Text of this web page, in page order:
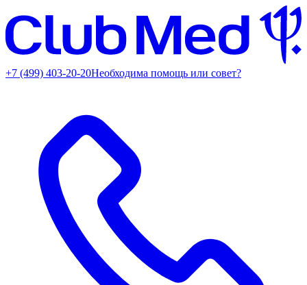
+7 (499) 403-20-20Необходима помощь или совет?